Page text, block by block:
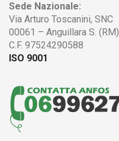
Sede Nazionale:
Via Arturo Toscanini, SNC
00061 – Anguillara S. (RM)
C.F. 97524290588
ISO 9001